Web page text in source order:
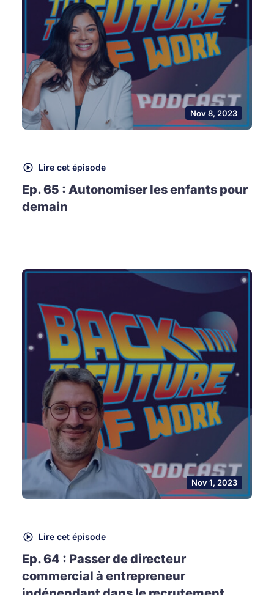
Nov 8, 2023
Lire cet épisode
Ep. 65 : Autonomiser les enfants pour
demain
Nov 1, 2023
Lire cet épisode
Ep. 64 : Passer de directeur
commercial à entrepreneur